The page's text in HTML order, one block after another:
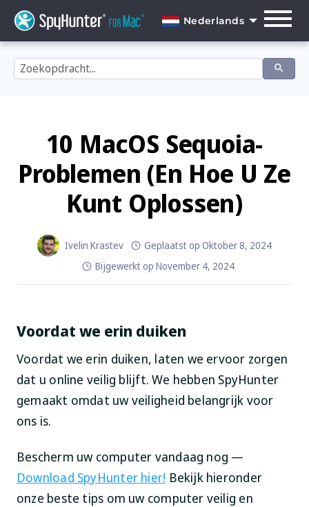
content
Nederlands
English
Français
Italiano
Nederlands
Norsk
Português
10 MacOS Sequoia-
Problemen (En Hoe U Ze
Kunt Oplossen)
Ivelin Krastev Geplaatst op Oktober 8, 2024
Bijgewerkt op November 4, 2024
Voordat we erin duiken
Voordat we erin duiken, laten we ervoor zorgen
dat u online veilig blijft. We hebben SpyHunter
gemaakt omdat uw veiligheid belangrijk voor
ons is.
Bescherm uw computer vandaag nog —
Download SpyHunter hier! Bekijk hieronder
onze beste tips om uw computer veilig en